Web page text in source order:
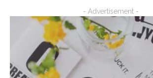
- Advertisement -